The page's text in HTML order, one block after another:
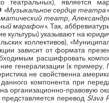
театральных), является
«Музыкальное сердце
театр,
марафон». Так,
культуры) указывают на
коллективов),
зависит от формата
расшифровать
генерализации (к примеру,
не свойственна
компонента при
организационно-правовую
перевод Slava